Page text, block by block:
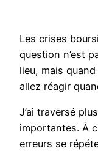
Les crises
question n’est
lieu, mais
allez réagir
J’ai traversé
importantes. À
erreurs se